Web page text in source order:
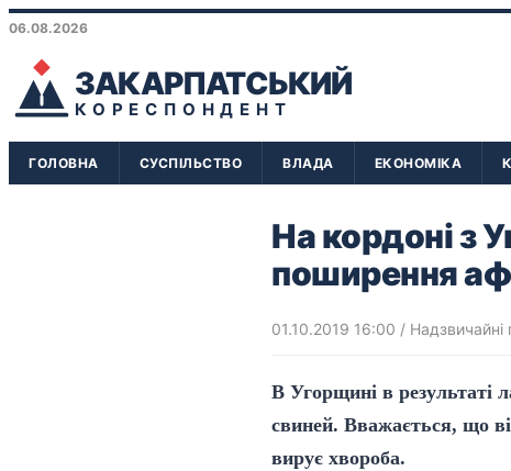
06.08.2026
ЗАКАРПАТСЬКИЙ
КОРЕСПОНДЕНТ
ГОЛОВНА СУСПІЛЬСТВО ВЛАДА ЕКОНОМІКА
На кордоні з
поширення
01.10.2019 16:00 / Надзвичайні
В Угорщині в результаті
свиней. Вважається, що
вирує хвороба.